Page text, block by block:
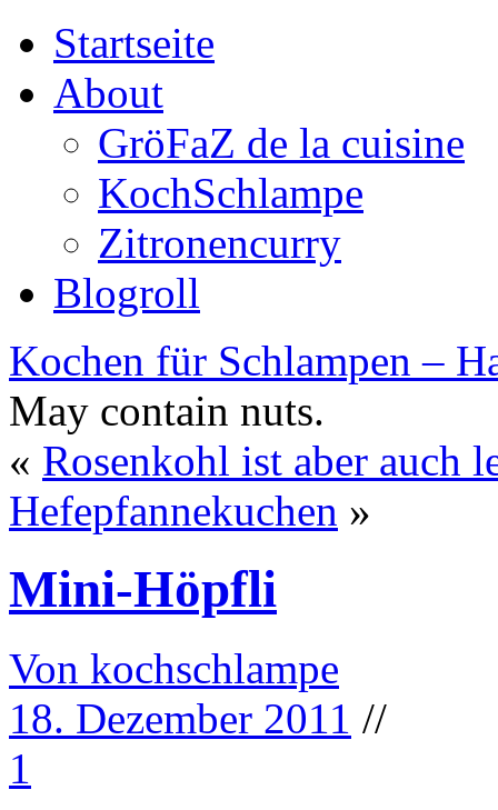
Startseite
About
GröFaZ de la cuisine
KochSchlampe
Zitronencurry
Blogroll
Kochen für Schlampen –
May contain nuts.
« Rosenkohl ist aber auch
Hefepfannekuchen »
Mini-Höpfli
Von kochschlampe
18. Dezember 2011 //
1